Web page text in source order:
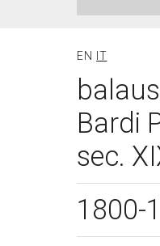
EN IT
Bardi
sec.
1800-